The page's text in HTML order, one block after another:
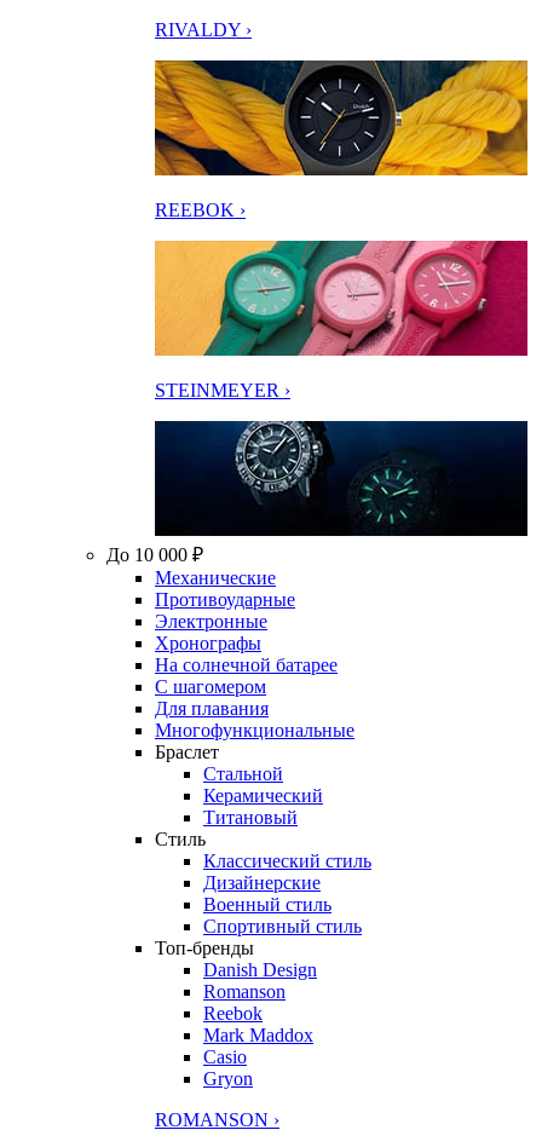
RIVALDY ›
REEBOK ›
STEINMEYER ›
До 10 000 ₽
Механические
Противоударные
Электронные
Хронографы
На солнечной батарее
С шагомером
Для плавания
Многофункциональные
Браслет
Стальной
Керамический
Титановый
Стиль
Классический стиль
Дизайнерские
Военный стиль
Спортивный стиль
Топ-бренды
Danish Design
Romanson
Reebok
Mark Maddox
Casio
Gryon
ROMANSON ›